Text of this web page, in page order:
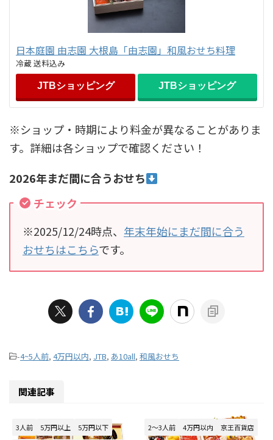
日本庭園 由志園 大根島「由志園」和風おせち料理
冷蔵 送料込み
JTBショッピング JTBショッピング
※ショップ・時期により料金が異なることがありま
す。詳細は各ショップで確認ください！
2026年まだ間に合うおせち
チェック
※2025/12/24時点、 年末年始にまだ間に合う
おせちはこちらです。
-4~5人前, 4万円以内, JTB, あ10all, 和風おせち
関連記事
3人前 5万円以上 5万円以下 2～3人前 4万円以内 京王百貨店